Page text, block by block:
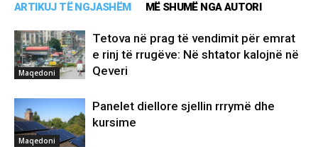
ARTIKUJ TË NGJASHËM MË SHUMË NGA AUTORI
Maqedoni
Tetova në prag të vendimit për emrat
e rinj të rrugëve: Në shtator kalojnë në
Qeveri
Maqedoni
Panelet diellore sjellin rrrymë dhe
kursime